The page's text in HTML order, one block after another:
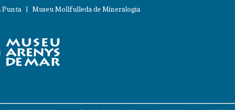
Punta | Museu Mollfulleda de Mineralogia